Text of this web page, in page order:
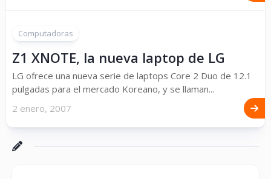
Computadoras
Z1 XNOTE, la nueva laptop de LG
LG ofrece una nueva serie de laptops Core 2 Duo de 12.1
pulgadas para el mercado Koreano, y se llaman...
2 enero, 2007